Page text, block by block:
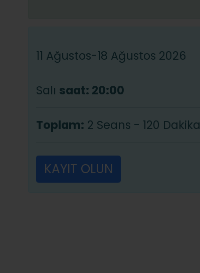
11 Ağustos-18 Ağustos 2026
Salı saat: 20:00
Toplam: 2 Seans - 120 Dakika
KAYIT OLUN